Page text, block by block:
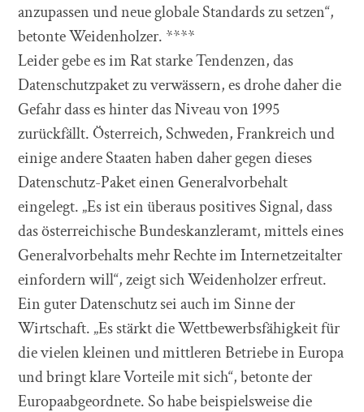
anzupassen und neue globale Standards zu setzen“,
betonte Weidenholzer. ****
Leider gebe es im Rat starke Tendenzen, das
Datenschutzpaket zu verwässern, es drohe daher die
Gefahr dass es hinter das Niveau von 1995
zurückfällt. Österreich, Schweden, Frankreich und
einige andere Staaten haben daher gegen dieses
Datenschutz-Paket einen Generalvorbehalt
eingelegt. „Es ist ein überaus positives Signal, dass
das österreichische Bundeskanzleramt, mittels eines
Generalvorbehalts mehr Rechte im Internetzeitalter
einfordern will“, zeigt sich Weidenholzer erfreut.
Ein guter Datenschutz sei auch im Sinne der
Wirtschaft. „Es stärkt die Wettbewerbsfähigkeit für
die vielen kleinen und mittleren Betriebe in Europa
und bringt klare Vorteile mit sich“, betonte der
Europaabgeordnete. So habe beispielsweise die